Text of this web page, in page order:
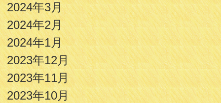
2024年3月
2024年2月
2024年1月
2023年12月
2023年11月
2023年10月